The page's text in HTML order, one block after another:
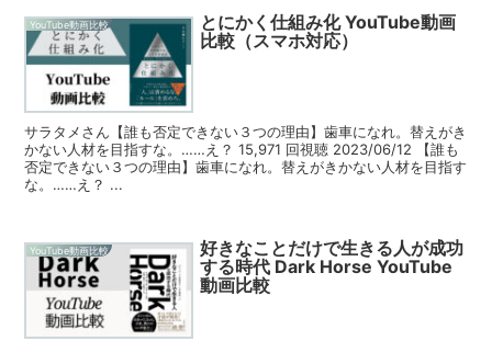
YouTube動画比較
とにかく仕組み化 YouTube動画
比較（スマホ対応）
サラタメさん【誰も否定できない３つの理由】歯車になれ。替えがき
かない人材を目指すな。……え？ 15,971 回視聴 2023/06/12 【誰も
否定できない３つの理由】歯車になれ。替えがきかない人材を目指す
な。……え？ ...
YouTube動画比較
好きなことだけで生きる人が成功
する時代 Dark Horse YouTube
動画比較